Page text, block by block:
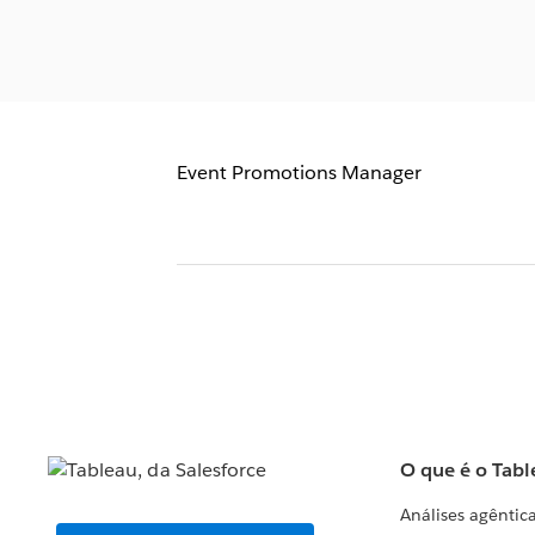
Event Promotions Manager
O que é o
Análises